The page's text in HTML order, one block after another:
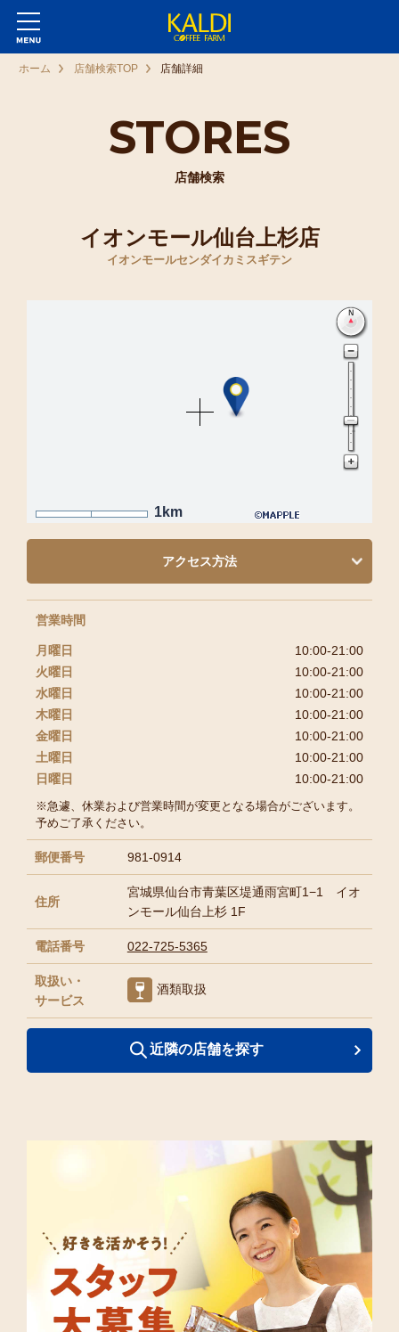
STORES
店舗検索
ホーム 店舗検索TOP 店舗詳細
イオンモール仙台上杉店
イオンモールセンダイカミスギテン
1km
営業時間
月曜日
10:00-21:00
火曜日
10:00-21:00
水曜日
10:00-21:00
木曜日
10:00-21:00
金曜日
10:00-21:00
土曜日
10:00-21:00
日曜日
10:00-21:00
※急遽、休業および営業時間が変更となる場合がございます。
予めご了承ください。
郵便番号 981-0914
住所
宮城県仙台市⻘葉区堤通⾬宮町1−1 イオ
ンモール仙台上杉 1F
電話番号 022-725-5365
取扱い・
サービス
酒類取扱
アクセス方法